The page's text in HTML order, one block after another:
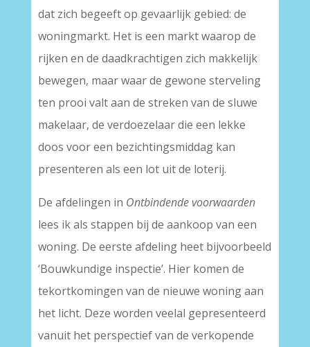
dat zich begeeft op gevaarlijk gebied: de
woningmarkt. Het is een markt waarop de
rijken en de daadkrachtigen zich makkelijk
bewegen, maar waar de gewone sterveling
ten prooi valt aan de streken van de sluwe
makelaar, de verdoezelaar die een lekke
doos voor een bezichtingsmiddag kan
presenteren als een lot uit de loterij.
De afdelingen in Ontbindende voorwaarden
lees ik als stappen bij de aankoop van een
woning. De eerste afdeling heet bijvoorbeeld
‘Bouwkundige inspectie’. Hier komen de
tekortkomingen van de nieuwe woning aan
het licht. Deze worden veelal gepresenteerd
vanuit het perspectief van de verkopende